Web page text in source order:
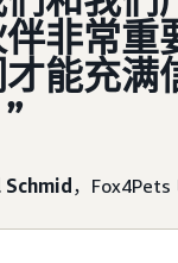
非常重
能充满
，Fox4Pets